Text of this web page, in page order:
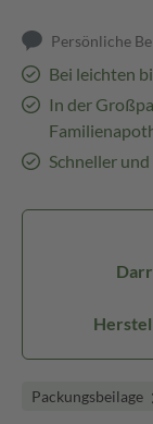
Persönliche
Bei leichten
In der
Schneller
Packungsbeilage